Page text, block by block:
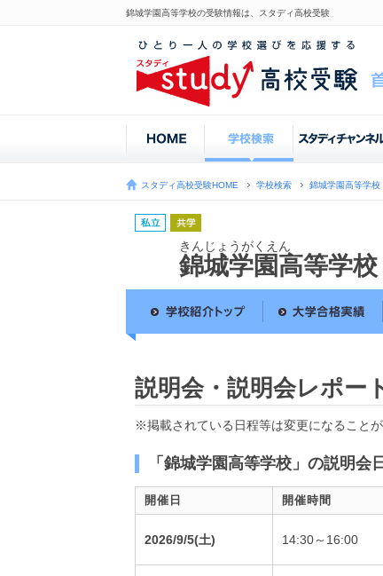
錦城学園高等学校の受験情報は、スタディ高校受験
スタディ高校受験HOME 学校検索 錦城学園高等学校
きんじょうがくえん
錦城学園高等学校
説明会・説明会レポー
※掲載されている日程等は変更になること
「錦城学園高等学校」の説明会
開催日 開催時間
2026/9/5(土) 14:30～16:00